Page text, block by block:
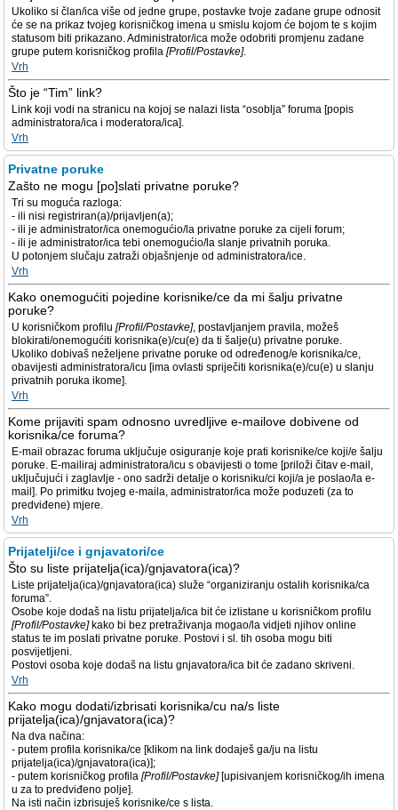
Ukoliko si član/ica više od jedne grupe, postavke tvoje zadane grupe odnosit
će se na prikaz tvojeg korisničkog imena u smislu kojom će bojom te s kojim
statusom biti prikazano. Administrator/ica može odobriti promjenu zadane
grupe putem korisničkog profila [Profil/Postavke].
Vrh
Što je “Tim” link?
Link koji vodi na stranicu na kojoj se nalazi lista “osoblja” foruma [popis
administratora/ica i moderatora/ica].
Vrh
Privatne poruke
Zašto ne mogu [po]slati privatne poruke?
Tri su moguća razloga:
- ili nisi registriran(a)/prijavljen(a);
- ili je administrator/ica onemogućio/la privatne poruke za cijeli forum;
- ili je administrator/ica tebi onemogućio/la slanje privatnih poruka.
U potonjem slučaju zatraži objašnjenje od administratora/ice.
Vrh
Kako onemogućiti pojedine korisnike/ce da mi šalju privatne
poruke?
U korisničkom profilu [Profil/Postavke], postavljanjem pravila, možeš
blokirati/onemogućiti korisnika(e)/cu(e) da ti šalje(u) privatne poruke.
Ukoliko dobivaš neželjene privatne poruke od određenog/e korisnika/ce,
obavijesti administratora/icu [ima ovlasti spriječiti korisnika(e)/cu(e) u slanju
privatnih poruka ikome].
Vrh
Kome prijaviti spam odnosno uvredljive e-mailove dobivene od
korisnika/ce foruma?
E-mail obrazac foruma uključuje osiguranje koje prati korisnike/ce koji/e šalju
poruke. E-mailiraj administratora/icu s obavijesti o tome [priloži čitav e-mail,
uključujući i zaglavlje - ono sadrži detalje o korisniku/ci koji/a je poslao/la e-
mail]. Po primitku tvojeg e-maila, administrator/ica može poduzeti (za to
predviđene) mjere.
Vrh
Prijatelji/ce i gnjavatori/ce
Što su liste prijatelja(ica)/gnjavatora(ica)?
Liste prijatelja(ica)/gnjavatora(ica) služe “organiziranju ostalih korisnika/ca
foruma”.
Osobe koje dodaš na listu prijatelja/ica bit će izlistane u korisničkom profilu
[Profil/Postavke]kako bi bez pretraživanja mogao/la vidjeti njihov online
status te im poslati privatne poruke. Postovi i sl. tih osoba mogu biti
posvijetljeni.
Postovi osoba koje dodaš na listu gnjavatora/ica bit će zadano skriveni.
Vrh
Kako mogu dodati/izbrisati korisnika/cu na/s liste
prijatelja(ica)/gnjavatora(ica)?
Na dva načina:
- putem profila korisnika/ce [klikom na link dodaješ ga/ju na listu
prijatelja(ica)/gnjavatora(ica)];
- putem korisničkog profila [Profil/Postavke][upisivanjem korisničkog/ih imena
u za to predviđeno polje].
Na isti način izbrisuješ korisnike/ce s lista.